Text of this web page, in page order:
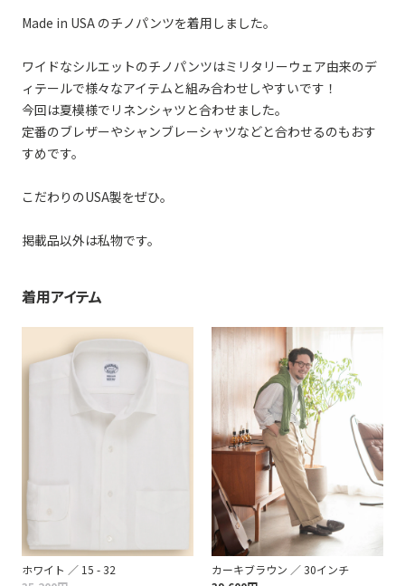
Made in USA のチノパンツを着用しました。
ワイドなシルエットのチノパンツはミリタリーウェア由来のデ
ィテールで様々なアイテムと組み合わせしやすいです！
今回は夏模様でリネンシャツと合わせました。
定番のブレザーやシャンブレーシャツなどと合わせるのもおす
すめです。
こだわりのUSA製をぜひ。
掲載品以外は私物です。
着用アイテム
ホワイト ／ 15 - 32
カーキブラウン ／ 30インチ